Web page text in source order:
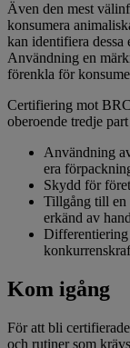
Även den mest
konsumera
kan identifiera dessa
Användning en
förenkla för
Certifiering mot
oberoende tredje
Användning
era
Skydd för
Tillgång till en
erkänd av
Differentiering
Kom igång
För att bli
och rutiner som